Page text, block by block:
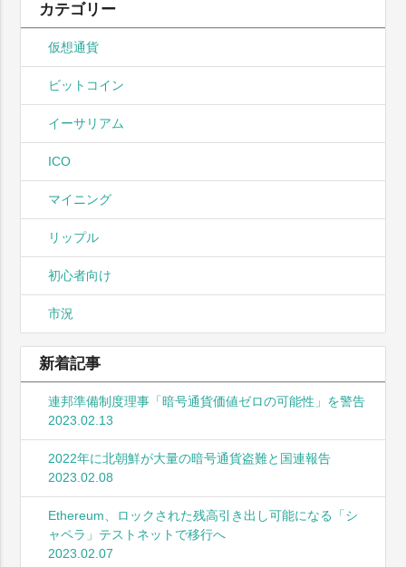
カテゴリー
仮想通貨
ビットコイン
イーサリアム
ICO
マイニング
リップル
初心者向け
市況
新着記事
連邦準備制度理事「暗号通貨価値ゼロの可能性」を警告
2023.02.13
2022年に北朝鮮が大量の暗号通貨盗難と国連報告
2023.02.08
Ethereum、ロックされた残高引き出し可能になる「シ
ャペラ」テストネットで移行へ
2023.02.07